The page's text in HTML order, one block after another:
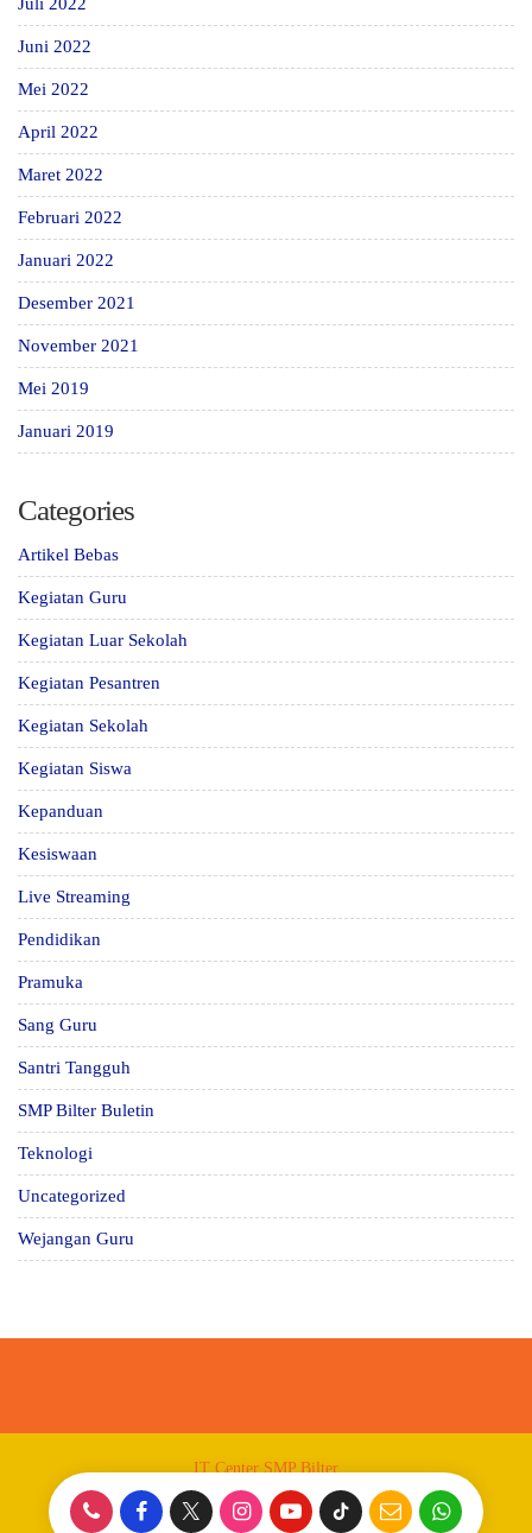
Juni 2022
Mei 2022
April 2022
Maret 2022
Februari 2022
Januari 2022
Desember 2021
November 2021
Mei 2019
Januari 2019
Categories
Artikel Bebas
Kegiatan Guru
Kegiatan Luar Sekolah
Kegiatan Pesantren
Kegiatan Sekolah
Kegiatan Siswa
Kepanduan
Kesiswaan
Live Streaming
Pendidikan
Pramuka
Sang Guru
Santri Tangguh
SMP Bilter Buletin
Teknologi
Uncategorized
Wejangan Guru
IT Center SMP Bilter